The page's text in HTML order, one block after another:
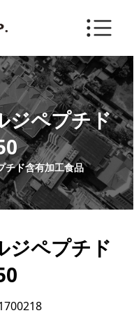
ジペプチド
チド含有加工食品
ジペプチド
わせ